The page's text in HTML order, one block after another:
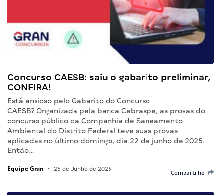
Concurso CAESB: saiu o gabarito preliminar,
CONFIRA!
Está ansioso pelo Gabarito do Concurso
CAESB? Organizada pela banca Cebraspe, as provas do
concurso público da Companhia de Saneamento
Ambiental do Distrito Federal teve suas provas
aplicadas no último domingo, dia 22 de junho de 2025.
Então…
Equipe Gran • 25 de Junho de 2025
Compartilhe